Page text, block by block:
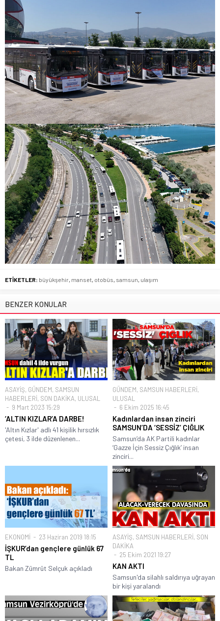
ETİKETLER: büyükşehir, manset, otobüs, samsun, ulaşım
BENZER KONULAR
ASAYİŞ, GÜNDEM, SAMSUN
HABERLERİ, SON DAKİKA, ULUSAL
9 Mart 2023 15:29
‘ALTIN KIZLAR’A DARBE!
'Altın Kızlar' adlı 41 kişilik hırsızlık
çetesi, 3 ilde düzenlenen...
GÜNDEM, SAMSUN HABERLERİ,
ULUSAL
6 Ekim 2025 16:45
Kadınlardan insan zinciri
SAMSUN’DA ‘SESSİZ’ ÇIĞLIK
Samsun’da AK Partili kadınlar
‘Gazze İçin Sessiz Çığlık’ insan
zinciri...
EKONOMİ 23 Haziran 2019 18:15
İŞKUR’dan gençlere günlük 67
TL
Bakan Zümrüt Selçuk açıkladı
ASAYİŞ, SAMSUN HABERLERİ, SON
DAKİKA
25 Ekim 2021 19:27
KAN AKTI
Samsun'da silahlı saldırıya uğrayan
bir kişi yaralandı